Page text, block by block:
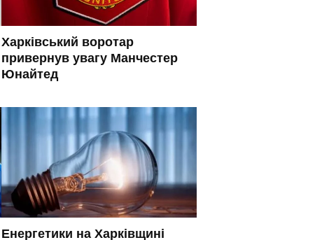
Харківський воротар
привернув увагу Манчестер
Юнайтед
Енергетики на Харківщині